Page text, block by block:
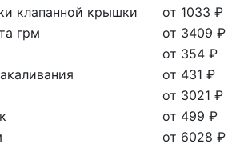
клапанной крышки
от 1033 ₽
грм
от 3409 ₽
от 354 ₽
от 431 ₽
от 3021 ₽
от 499 ₽
от 6028 ₽